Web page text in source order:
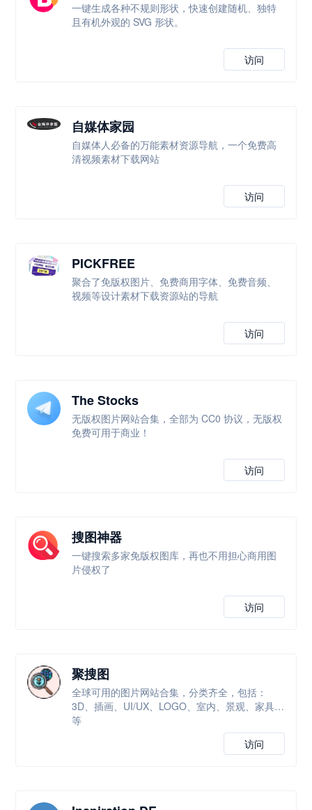
一键生成各种不规则形状，快速创建随机、独特
且有机外观的 SVG 形状。
访问
自媒体家园
自媒体人必备的万能素材资源导航，一个免费高
清视频素材下载网站
访问
PICKFREE
聚合了免版权图片、免费商用字体、免费音频、
视频等设计素材下载资源站的导航
访问
The Stocks
无版权图片网站合集，全部为 CC0 协议，无版权
免费可用于商业！
访问
搜图神器
一键搜索多家免版权图库，再也不用担心商用图
片侵权了
访问
聚搜图
全球可用的图片网站合集，分类齐全，包括：
3D、插画、UI/UX、LOGO、室内、景观、家具等
等
访问